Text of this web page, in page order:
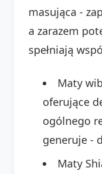
masująca -
a zarazem
spełniają
Maty
oferujące
ogólnego
generuje -
Maty